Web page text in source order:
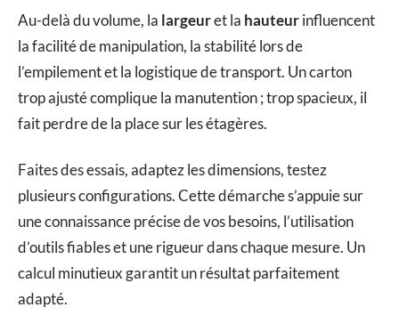
Au-delà du volume, la largeuret la hauteurinfluencent
la facilité de manipulation, la stabilité lors de
l’empilement et la logistique de transport. Un carton
trop ajusté complique la manutention ; trop spacieux, il
fait perdre de la place sur les étagères.
Faites des essais, adaptez les dimensions, testez
plusieurs configurations. Cette démarche s’appuie sur
une connaissance précise de vos besoins, l’utilisation
d’outils fiables et une rigueur dans chaque mesure. Un
calcul minutieux garantit un résultat parfaitement
adapté.